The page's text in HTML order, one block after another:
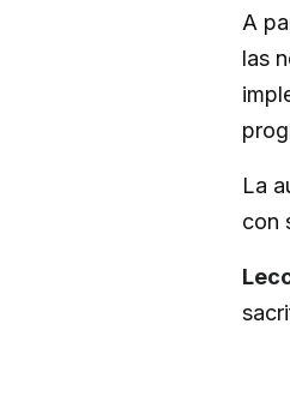
A
las
La
con